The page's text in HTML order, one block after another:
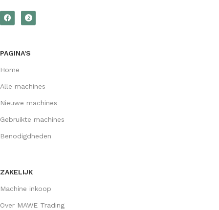
PAGINA'S
Home
Alle machines
Nieuwe machines
Gebruikte machines
Benodigdheden
ZAKELIJK
Machine inkoop
Over MAWE Trading